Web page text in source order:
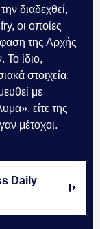
διαδεχθεί,
οι οποίες
της Αρχής
Το ίδιο,
στοιχεία,
με
είτε της
μέτοχοι.
Daily